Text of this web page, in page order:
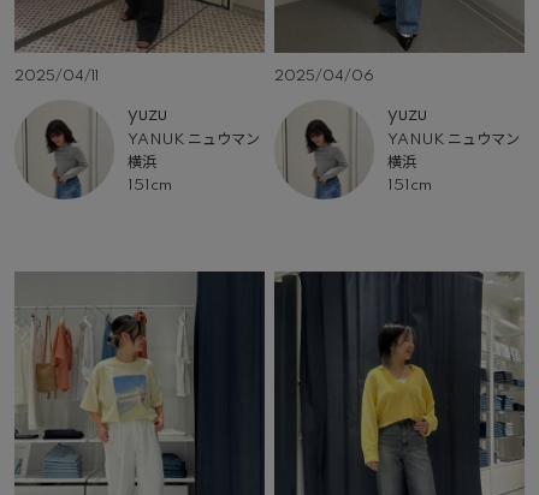
2025/04/11
yuzu
YANUK ニュウマン
横浜
151cm
2025/04/06
yuzu
YANUK ニュウマン
横浜
151cm